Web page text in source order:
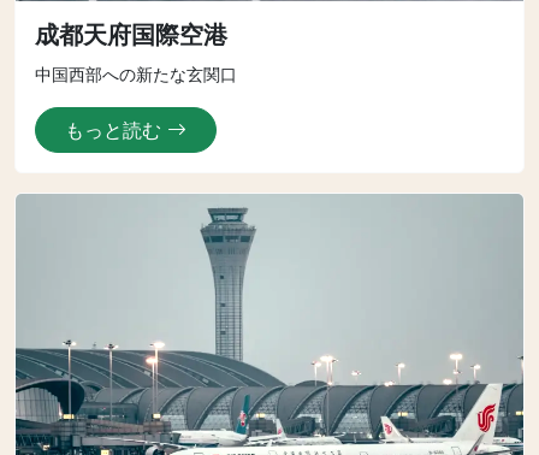
成都天府国際空港
中国西部への新たな玄関口
もっと読む